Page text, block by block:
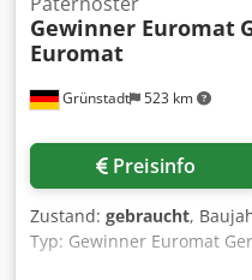
Grünstadt 523 km
Gewinner Euromat
Euromat
Preisinfo
Zustand: gebraucht,
Typ: Gewinner Euromat
Gerätehöhe: ca.5600 mm